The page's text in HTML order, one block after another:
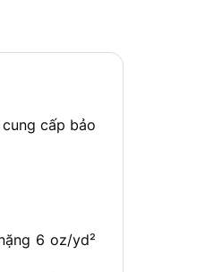
cấp bảo
6 oz/yd²